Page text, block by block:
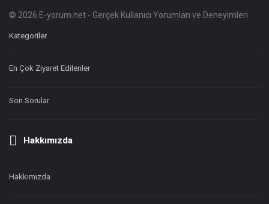
Footer
Hakkında
© 2026 E-yorum.net - Gerçek Kullanıcı Yorumları ve Deneyimleri
Kategoriler
En Çok Ziyaret Edilenler
Son Sorular
Hakkımızda
Hakkımızda